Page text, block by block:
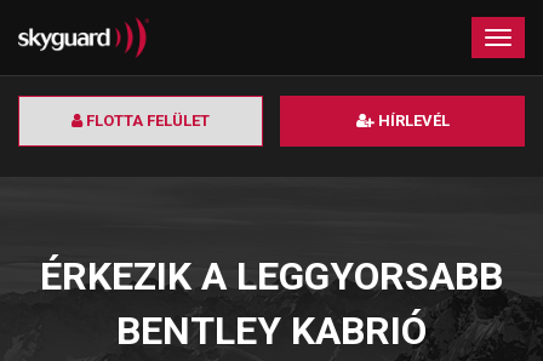
FLOTTA FELÜLET HÍRLEVÉL
×
ÉRKEZIK A LEGGYORSABB
BENTLEY KABRIÓ